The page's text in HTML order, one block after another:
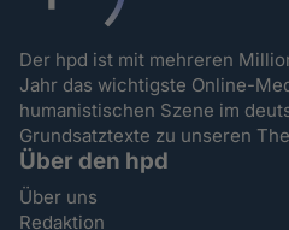
Der hpd ist mit mehreren
Jahr das wichtigste Online-
humanistischen Szene im
Grundsatztexte zu unseren
Über den hpd
Über uns
Redaktion